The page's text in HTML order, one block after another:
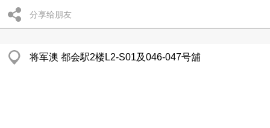
分享给朋友
将军澳 都会駅2楼L2-S01及046-047号舖